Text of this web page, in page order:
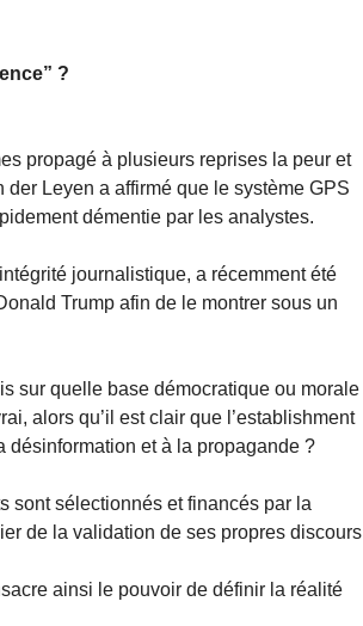
?
propagé à plusieurs reprises la peur et
Leyen a affirmé que le système GPS
démentie par les analystes.
journalistique, a récemment été
Trump afin de le montrer sous un
sur quelle base démocratique ou morale
alors qu’il est clair que l’establishment
désinformation et à la propagande ?
sont sélectionnés et financés par la
de la validation de ses propres discours
ainsi le pouvoir de définir la réalité